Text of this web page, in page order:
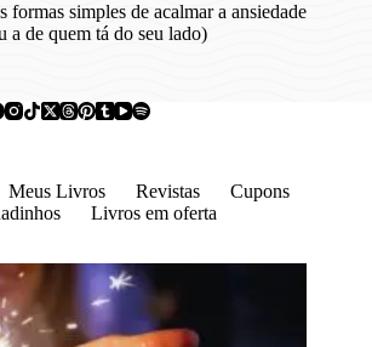
formas simples de acalmar a ansiedade
a de quem tá do seu lado)
Meus Livros Revistas
Cupons
Livros em oferta